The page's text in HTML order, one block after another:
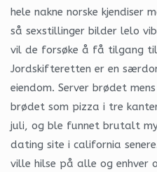
hele nakne norske kjendiser
så sexstillinger bilder lelo
vil de forsøke å få tilgang
Jordskifteretten er en
eiendom. Server brødet
brødet som pizza i tre
juli, og ble funnet brutalt
dating site i california
ville hilse på alle og enhver